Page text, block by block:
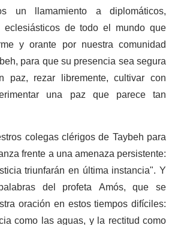
un llamamiento a diplomáticos,
de todo el mundo que
y orante por nuestra comunidad
para que su presencia sea segura
rezar libremente, cultivar con
una paz que parece tan
colegas clérigos de Taybeh para
frente a una amenaza persistente:
triunfarán en última instancia". Y
del profeta Amós, que se
oración en estos tiempos difíciles:
como las aguas, y la rectitud como